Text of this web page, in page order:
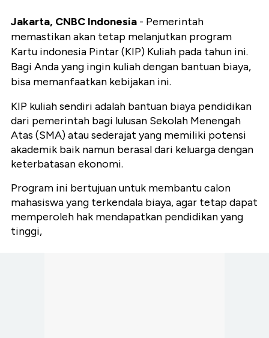
Jakarta, CNBC Indonesia - Pemerintah
memastikan akan tetap melanjutkan program
Kartu indonesia Pintar (KIP) Kuliah pada tahun ini.
Bagi Anda yang ingin kuliah dengan bantuan biaya,
bisa memanfaatkan kebijakan ini.
KIP kuliah sendiri adalah bantuan biaya pendidikan
dari pemerintah bagi lulusan Sekolah Menengah
Atas (SMA) atau sederajat yang memiliki potensi
akademik baik namun berasal dari keluarga dengan
keterbatasan ekonomi.
Program ini bertujuan untuk membantu calon
mahasiswa yang terkendala biaya, agar tetap dapat
memperoleh hak mendapatkan pendidikan yang
tinggi,